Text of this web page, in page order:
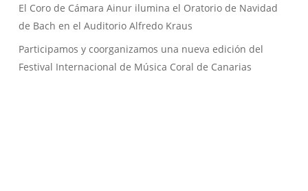
El Coro de Cámara Ainur ilumina el Oratorio de Navidad
de Bach en el Auditorio Alfredo Kraus
Participamos y coorganizamos una nueva edición del
Festival Internacional de Música Coral de Canarias